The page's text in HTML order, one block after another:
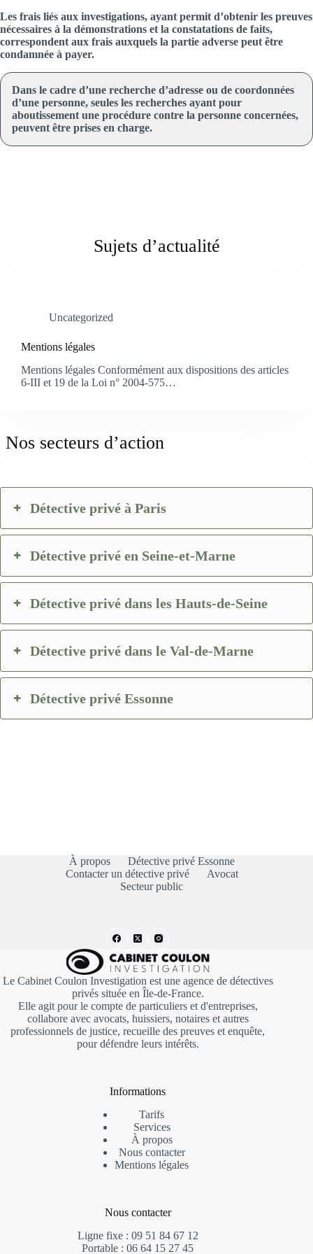
Les frais liés aux investigations, ayant permit d’obtenir les preuves
nécessaires à la démonstrations et la constatations de faits,
correspondent aux frais auxquels la partie adverse peut être
condamnée à payer.
Dans le cadre d’une recherche d’adresse ou de coordonnées
d’une personne, seules les recherches ayant pour
aboutissement une procédure contre la personne concernées,
peuvent être prises en charge.
Sujets d’actualité
Uncategorized
Mentions légales
Mentions légales Conformément aux dispositions des articles
6-III et 19 de la Loi n° 2004-575…
Nos secteurs d’action
Détective privé à Paris
Détective privé en Seine-et-Marne
Détective privé dans les Hauts-de-Seine
Détective privé dans le Val-de-Marne
Détective privé Essonne
À propos
Détective privé Essonne
Contacter un détective privé
Avocat
Secteur public
Le Cabinet Coulon Investigation est une agence de détectives
privés située en Île-de-France.
Elle agit pour le compte de particuliers et d'entreprises,
collabore avec avocats, huissiers, notaires et autres
professionnels de justice, recueille des preuves et enquête,
pour défendre leurs intérêts.
Informations
Tarifs
Services
À propos
Nous contacter
Mentionslégales
Nous contacter
Ligne fixe : 09 51 84 67 12
Portable : 06 64 15 27 45